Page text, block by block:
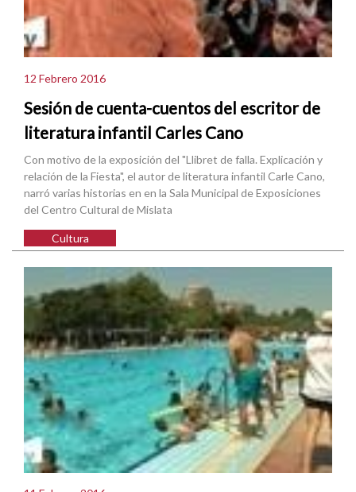
12 Febrero 2016
Sesión de cuenta-cuentos del escritor de
literatura infantil Carles Cano
Con motivo de la exposición del "Llibret de falla. Explicación y
relación de la Fiesta", el autor de literatura infantil Carle Cano,
narró varias historias en en la Sala Municipal de Exposiciones
del Centro Cultural de Mislata
Cultura